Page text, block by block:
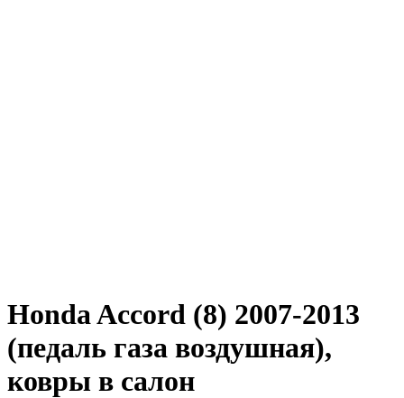
Honda Accord (8) 2007-2013
(педаль газа воздушная),
ковры в салон